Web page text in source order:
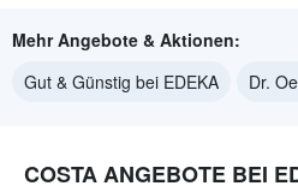
Mehr Angebote & Aktionen:
Gut & Günstig bei EDEKA
Dr.
COSTA ANGEBOTE BEI